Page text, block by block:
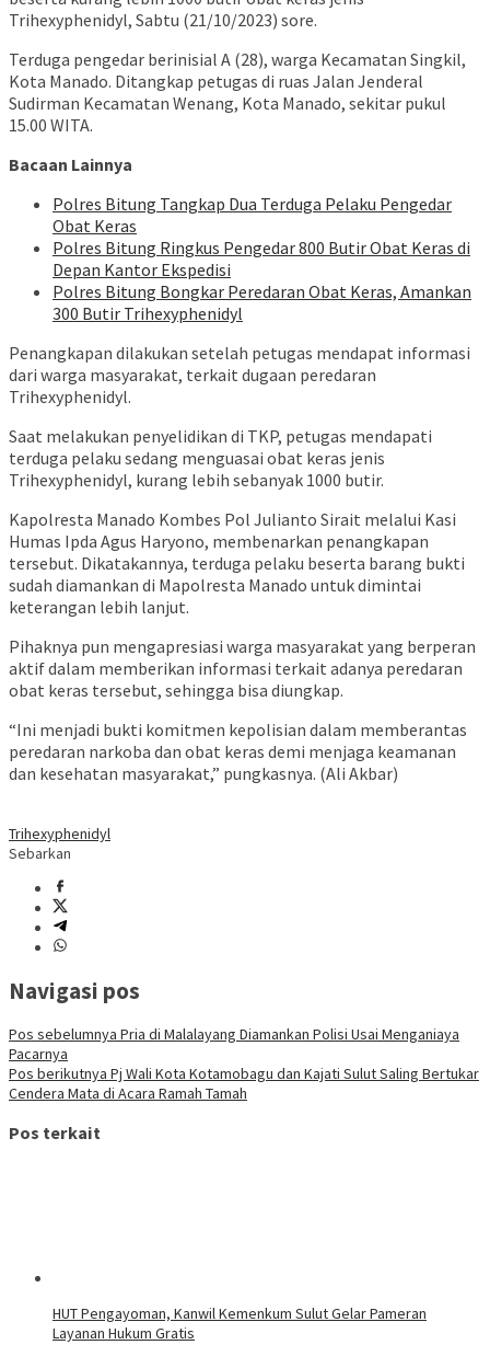
Trihexyphenidyl, Sabtu (21/10/2023) sore.
Terduga pengedar berinisial A (28), warga Kecamatan Singkil,
Kota Manado. Ditangkap petugas di ruas Jalan Jenderal
Sudirman Kecamatan Wenang, Kota Manado, sekitar pukul
15.00 WITA.
Bacaan Lainnya
Polres Bitung Tangkap Dua Terduga Pelaku Pengedar
Obat Keras
Polres Bitung Ringkus Pengedar 800 Butir Obat Keras di
Depan Kantor Ekspedisi
Polres Bitung Bongkar Peredaran Obat Keras, Amankan
300 Butir Trihexyphenidyl
Penangkapan dilakukan setelah petugas mendapat informasi
dari warga masyarakat, terkait dugaan peredaran
Trihexyphenidyl.
Saat melakukan penyelidikan di TKP, petugas mendapati
terduga pelaku sedang menguasai obat keras jenis
Trihexyphenidyl, kurang lebih sebanyak 1000 butir.
Kapolresta Manado Kombes Pol Julianto Sirait melalui Kasi
Humas Ipda Agus Haryono, membenarkan penangkapan
tersebut. Dikatakannya, terduga pelaku beserta barang bukti
sudah diamankan di Mapolresta Manado untuk dimintai
keterangan lebih lanjut.
Pihaknya pun mengapresiasi warga masyarakat yang berperan
aktif dalam memberikan informasi terkait adanya peredaran
obat keras tersebut, sehingga bisa diungkap.
“Ini menjadi bukti komitmen kepolisian dalam memberantas
peredaran narkoba dan obat keras demi menjaga keamanan
dan kesehatan masyarakat,” pungkasnya. (Ali Akbar)
Trihexyphenidyl
Sebarkan
Navigasi pos
Pos sebelumnya Pria di Malalayang Diamankan Polisi Usai Menganiaya
Pacarnya
Pos berikutnya Pj Wali Kota Kotamobagu dan Kajati Sulut Saling Bertukar
Cendera Mata di Acara Ramah Tamah
Pos terkait
HUT Pengayoman, Kanwil Kemenkum Sulut Gelar Pameran
Layanan Hukum Gratis